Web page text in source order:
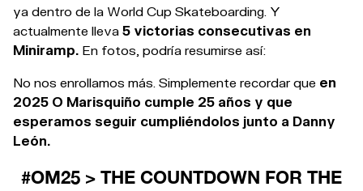
ya dentro de la World Cup Skateboarding. Y
actualmente lleva 5 victorias consecutivas en
Miniramp. En fotos, podría resumirse así:
No nos enrollamos más. Simplemente recordar que en
2025 O Marisquiño cumple 25 años y que
esperamos seguir cumpliéndolos junto a Danny
León.
#OM25 > THE COUNTDOWN FOR THE